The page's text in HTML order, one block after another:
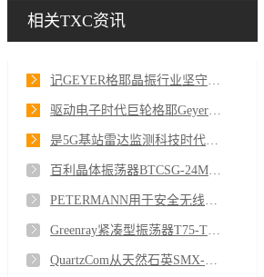
相关TXC资讯
记GEYER格耶晶振行业坚守匠心六十载在晶振领路人
驱动电子时代巨轮格耶Geyer型号KX-4晶振的首选
是5G基站雷达监测科技时代的隐形基石Greenray晶振YH1322系列OCXO
百利晶体振荡器BTCSG-24MHZMBN-CPBT的频率稳定性如何保持
PETERMANN用于安全无线系统的汽车贴片振荡器SXO18-03025-S-E-25-M-32.768kHz-T
Greenray紧凑型振荡器T75-T57-LG-24.0MHz的高稳定性和低功率需求
QuartzCom从天然石英SMX-7S到精确计时